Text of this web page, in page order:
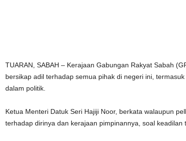
TUARAN, SABAH – Kerajaan Gabungan Rakyat Sabah
bersikap adil terhadap semua pihak di negeri ini,
dalam politik.
Ketua Menteri Datuk Seri Hajiji Noor, berkata walaupun
terhadap dirinya dan kerajaan pimpinannya, soal keadilan